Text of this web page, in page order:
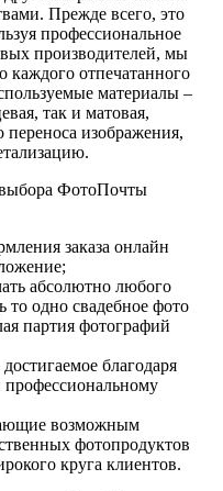
Прежде всего, это
профессиональное
производителей, мы
каждого отпечатанного
материалы –
так и матовая,
переноса изображения,
ФотоПочты
заказа онлайн
абсолютно любого
то одно свадебное фото
партия фотографий
благодаря
возможным
фотопродуктов
круга клиентов.